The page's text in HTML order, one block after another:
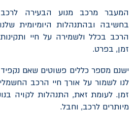
המעבר מרכב מנוע הבעירה לרכב
בחשיבה ובהתנהלות היומיומית
הרכב בכלל ולשמירה על חיי
זמן, בפרט.
ישנם מספר כללים פשוטים שאם
לנו לשמור על אורך חיי הרכב
זמן. לעומת זאת, התנהלות לקויה
מיותרים לרכב, וחבל.